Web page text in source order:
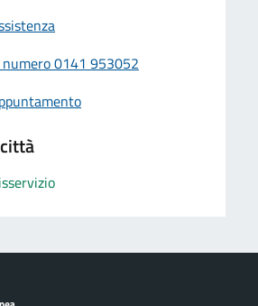
numero 0141 953052